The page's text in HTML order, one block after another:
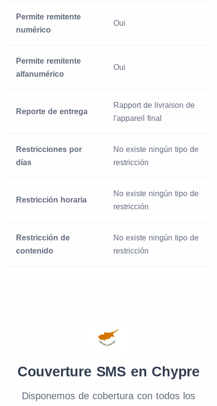
Permite remitente
numérico
Oui
Permite remitente
alfanumérico
Oui
Reporte de entrega
Rapport de livraison de
l'appareil final
Restricciones por
días
No existe ningún tipo de
restricción
Restricción horaria
No existe ningún tipo de
restricción
Restricción de
contenido
No existe ningún tipo de
restricción
Couverture SMS en Chypre
Disponemos de cobertura con todos los